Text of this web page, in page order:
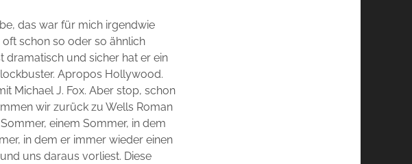
das war für mich irgendwie
schon so oder so ähnlich
dramatisch und sicher hat er ein
Apropos Hollywood.
Michael J. Fox. Aber stop, schon
wir zurück zu Wells Roman
einem Sommer, in dem
in dem er immer wieder einen
uns daraus vorliest. Diese